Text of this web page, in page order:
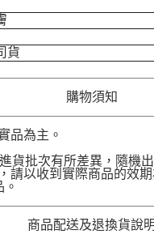
貨
購物須知
品為主。
批次有所差異，隨機出
請以收到實際商品的效期
商品配送及退換貨說明